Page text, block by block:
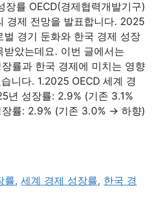
장률 OECD(경제협력개발기구)
경제 전망을 발표합니다. 2025
벌 경기 둔화와 한국 경제 성장
받았는데요. 이번 글에서는
률과 한국 경제에 미치는 영향
니다. 1.2025 OECD 세계 경
년 성장률: 2.9% (기존 3.1%
률: 2.9% (기존 3.0% → 하향)
률,세계 경제 성장률, 한국 경